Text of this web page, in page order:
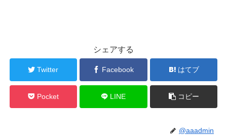
シェアする
Twitter Facebook はてブ
Pocket LINE コピー
@aaadmin